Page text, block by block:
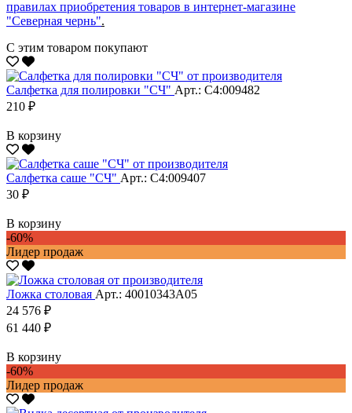
правилах приобретения товаров в интернет-магазине
"Северная чернь".
С этим товаром покупают
Салфетка для полировки "CЧ" Арт.: С4:009482
210 ₽
В корзину
Салфетка саше "CЧ" Арт.: С4:009407
30 ₽
В корзину
-60%
Лидер продаж
Ложка столовая Арт.: 40010343А05
24 576 ₽
61 440 ₽
В корзину
-60%
Лидер продаж